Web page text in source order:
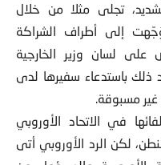
تجلى مثلا من خلال
وُجّهت إلى أطراف الشراكة
لسان وزير الخارجية
ذلك باستدعاء سفيرها لدى
غير مسبوقة.
في الاتحاد الأوروبي
لكن الرد الأوروبي أتى